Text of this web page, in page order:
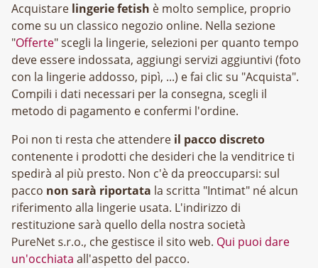
Acquistare lingerie fetish è molto semplice, proprio
come su un classico negozio online. Nella sezione
"Offerte" scegli la lingerie, selezioni per quanto tempo
deve essere indossata, aggiungi servizi aggiuntivi (foto
con la lingerie addosso, pipì, ...) e fai clic su "Acquista".
Compili i dati necessari per la consegna, scegli il
metodo di pagamento e confermi l'ordine.
Poi non ti resta che attendere il pacco discreto
contenente i prodotti che desideri che la venditrice ti
spedirà al più presto. Non c'è da preoccuparsi: sul
pacco non sarà riportata la scritta "Intimat" né alcun
riferimento alla lingerie usata. L'indirizzo di
restituzione sarà quello della nostra società
, che gestisce il sito web. Qui puoi dare
un'occhiata all'aspetto del pacco.